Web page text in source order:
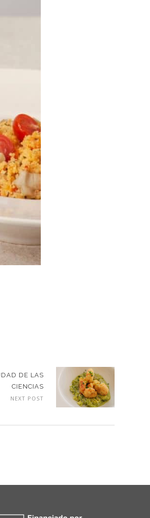
DE LAS
CIENCIAS
NEXT POST